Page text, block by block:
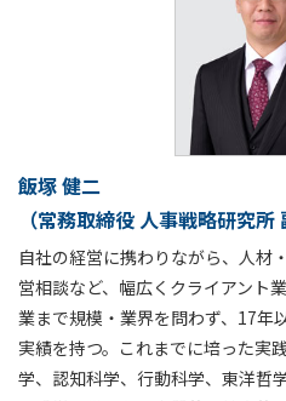
飯塚 健二
（常務取締役 人事戦略研究所
自社の経営に携わりながら、人材
営相談など、幅広くクライアント
業まで規模・業界を問わず、17年
実績を持つ。これまでに培った実
学、認知科学、行動科学、東洋哲